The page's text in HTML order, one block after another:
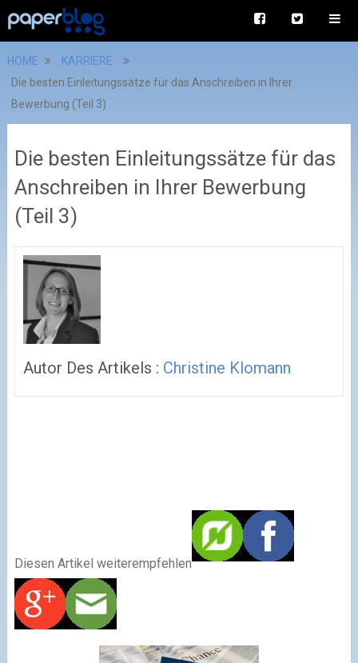
HOME
KARRIERE
Die besten Einleitungssätze für das Anschreiben in Ihrer
Bewerbung (Teil 3)
Die besten Einleitungssätze für das
Anschreiben in Ihrer Bewerbung
(Teil 3)
Autor Des Artikels : Christine Klomann
Diesen Artikel weiterempfehlen